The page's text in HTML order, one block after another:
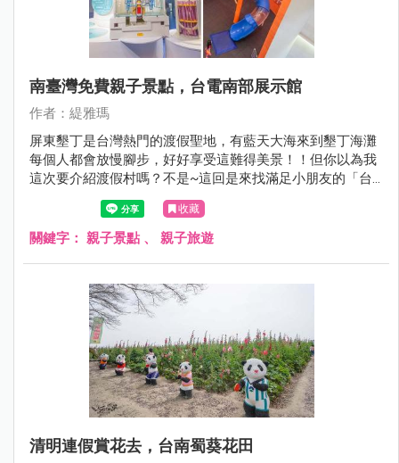
南臺灣免費親子景點，台電南部展示館
作者：緹雅瑪
屏東墾丁是台灣熱門的渡假聖地，有藍天大海來到墾丁海灘
每個人都會放慢腳步，好好享受這難得美景！！但你以為我
這次要介紹渡假村嗎？不是~這回是來找滿足小朋友的「台
電南部展示館」，來玩挑高2層樓旋轉滑梯，順便長知
收藏
關鍵字： 親子景點 、 親子旅遊
清明連假賞花去，台南蜀葵花田